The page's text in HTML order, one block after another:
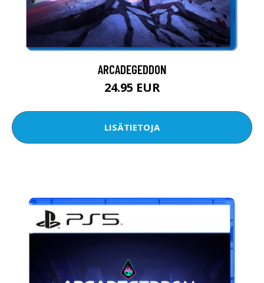
ARCADEGEDDON
24.95 EUR
LISÄTIETOJA